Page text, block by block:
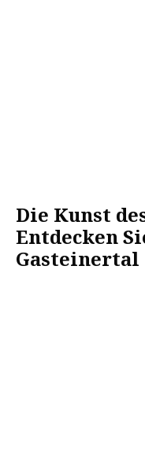
Die Kunst
Entdecken
Gasteinertal